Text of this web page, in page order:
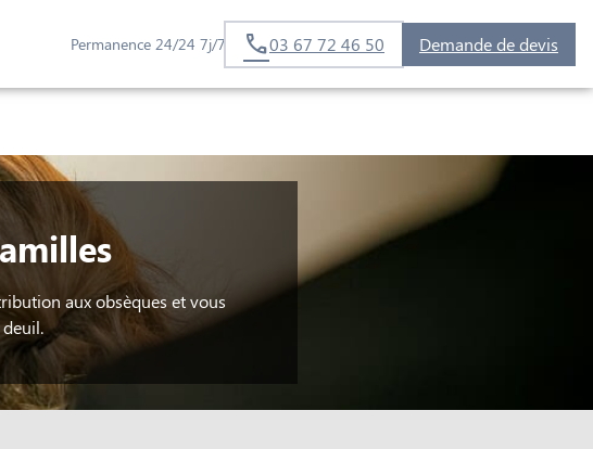
Permanence 24/24 7j/7 03 67 72 46 50 Demande de devis
aux obsèques et vous